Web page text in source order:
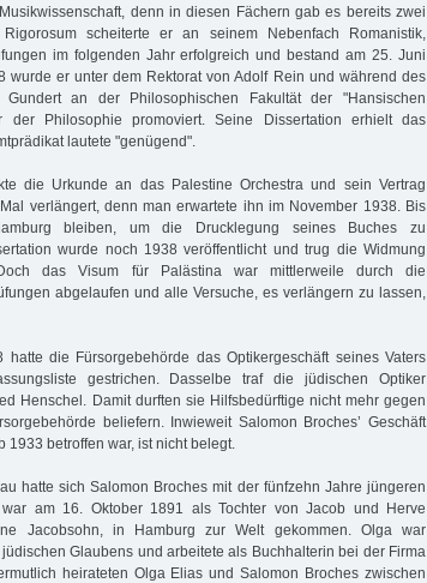
denn in diesen Fächern gab es bereits zwei
scheiterte er an seinem Nebenfach Romanistik,
im folgenden Jahr erfolgreich und bestand am 25. Juni
wurde er unter dem Rektorat von Adolf Rein und während des
an der Philosophischen Fakultät der "Hansischen
der Philosophie promoviert. Seine Dissertation erhielt das
lautete "genügend".
die Urkunde an das Palestine Orchestra und sein Vertrag
verlängert, denn man erwartete ihn im November 1938. Bis
bleiben, um die Drucklegung seines Buches zu
wurde noch 1938 veröffentlicht und trug die Widmung
das Visum für Palästina war mittlerweile durch die
abgelaufen und alle Versuche, es verlängern zu lassen,
hatte die Fürsorgebehörde das Optikergeschäft seines Vaters
gestrichen. Dasselbe traf die jüdischen Optiker
Henschel. Damit durften sie Hilfsbedürftige nicht mehr gegen
beliefern. Inwieweit Salomon Broches’ Geschäft
betroffen war, ist nicht belegt.
hatte sich Salomon Broches mit der fünfzehn Jahre jüngeren
am 16. Oktober 1891 als Tochter von Jacob und Herve
Jacobsohn, in Hamburg zur Welt gekommen. Olga war
Glaubens und arbeitete als Buchhalterin bei der Firma
heirateten Olga Elias und Salomon Broches zwischen